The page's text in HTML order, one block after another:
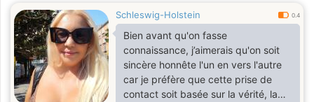
Schleswig-Holstein 0.4
Bien avant qu'on fasse
connaissance, j’aimerais qu'on soit
sincère honnête l'un en vers l'autre
car je préfère que cette prise de
contact soit basée sur la vérité, la